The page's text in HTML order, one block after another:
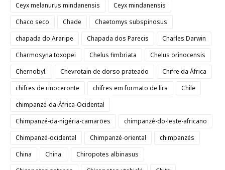
Ceyx melanurus mindanensis
Ceyx mindanensis
Chaco seco
Chade
Chaetomys subspinosus
chapada do Araripe
Chapada dos Parecis
Charles Darwin
Charmosyna toxopei
Chelus fimbriata
Chelus orinocensis
Chernobyl.
Chevrotain de dorso prateado
Chifre da África
chifres de rinoceronte
chifres em formato de lira
Chile
chimpanzé-da-África-Ocidental
Chimpanzé-da-nigéria-camarões
chimpanzé-do-leste-africano
Chimpanzé-ocidental
Chimpanzé-oriental
chimpanzés
China
China.
Chiropotes albinasus